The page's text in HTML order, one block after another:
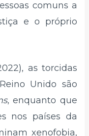
comuns a
e o próprio
as torcidas
Unido são
, enquanto que
nos países da
xenofobia,